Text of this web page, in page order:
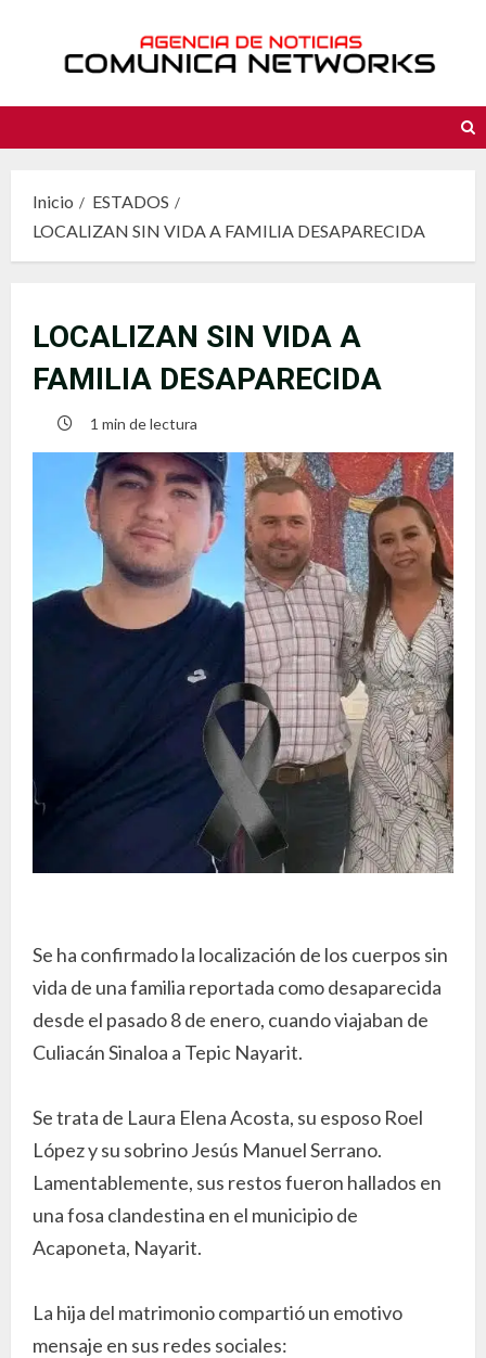
contenido
Inicio
ESTADOS
LOCALIZAN SIN VIDA A FAMILIA DESAPARECIDA
LOCALIZAN SIN VIDA A
FAMILIA DESAPARECIDA
1 min de lectura
Se ha confirmado la localización de los cuerpos sin
vida de una familia reportada como desaparecida
desde el pasado 8 de enero, cuando viajaban de
Culiacán Sinaloa a Tepic Nayarit.
Se trata de Laura Elena Acosta, su esposo Roel
López y su sobrino Jesús Manuel Serrano.
Lamentablemente, sus restos fueron hallados en
una fosa clandestina en el municipio de
Acaponeta, Nayarit.
La hija del matrimonio compartió un emotivo
mensaje en sus redes sociales: